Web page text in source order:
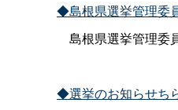
◆島根県選挙管理委
島根県選挙管理委
◆選挙のお知らせち